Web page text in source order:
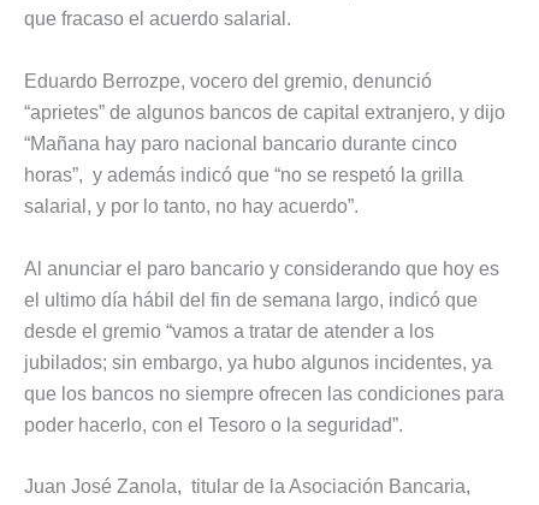
que fracaso el acuerdo salarial.
Eduardo Berrozpe, vocero del gremio, denunció
“aprietes” de algunos bancos de capital extranjero, y dijo
“Mañana hay paro nacional bancario durante cinco
horas”, y además indicó que “no se respetó la grilla
salarial, y por lo tanto, no hay acuerdo”.
Al anunciar el paro bancario y considerando que hoy es
el ultimo día hábil del fin de semana largo, indicó que
desde el gremio “vamos a tratar de atender a los
jubilados; sin embargo, ya hubo algunos incidentes, ya
que los bancos no siempre ofrecen las condiciones para
poder hacerlo, con el Tesoro o la seguridad”.
Juan José Zanola, titular de la Asociación Bancaria,